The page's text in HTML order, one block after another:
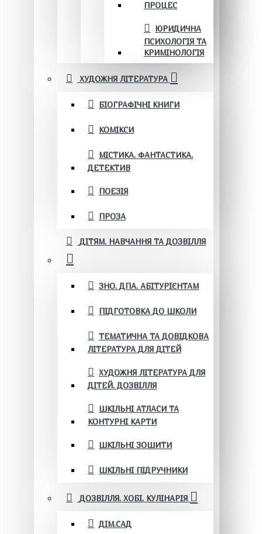
ПРОЦЕС
ЮРИДИЧНА
ПСИХОЛОГІЯ ТА
КРИМІНОЛОГІЯ
ХУДОЖНЯ ЛІТЕРАТУРА
БІОГРАФІЧНІ КНИГИ
КОМІКСИ
МІСТИКА. ФАНТАСТИКА.
ДЕТЕКТИВ
ПОЕЗІЯ
ПРОЗА
ДІТЯМ. НАВЧАННЯ ТА ДОЗВІЛЛЯ
ЗНО. ДПА. АБІТУРІЄНТАМ
ПІДГОТОВКА ДО ШКОЛИ
ТЕМАТИЧНА ТА ДОВІДКОВА
ЛІТЕРАТУРА ДЛЯ ДІТЕЙ
ХУДОЖНЯ ЛІТЕРАТУРА ДЛЯ
ДІТЕЙ. ДОЗВІЛЛЯ
ШКІЛЬНІ АТЛАСИ ТА
КОНТУРНІ КАРТИ
ШКІЛЬНІ ЗОШИТИ
ШКІЛЬНІ ПІДРУЧНИКИ
ДОЗВІЛЛЯ. ХОБІ. КУЛІНАРІЯ
ДІМ.САД